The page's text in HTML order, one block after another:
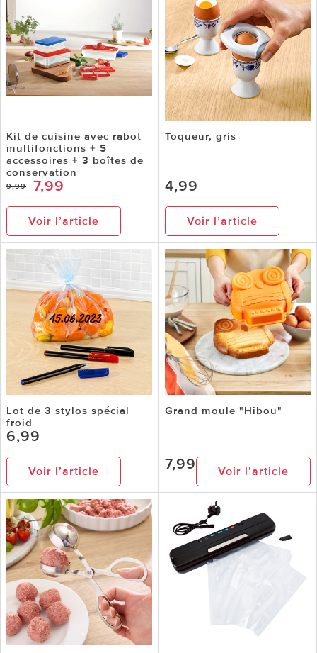
Kit de cuisine avec rabot
multifonctions + 5
accessoires + 3 boîtes de
conservation
9,99 7,99
Voir l’article
Toqueur, gris
4,99
Voir l’article
Lot de 3 stylos spécial
froid
6,99
Voir l’article
Grand moule "Hibou"
7,99 Voir l’article